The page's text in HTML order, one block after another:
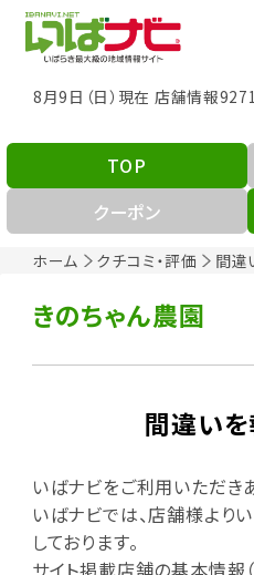
8月9日（日）現在 店舗情報
ホーム クチコミ・評価 間違
TOP
クーポン
きのちゃん農園
間違い
いばナビをご利用いただき
いばナビでは、店舗様より
しております。